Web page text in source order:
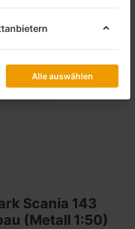
Scania 143
(Metall 1:50)
Alle auswählen